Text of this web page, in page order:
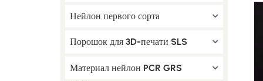
Нейлон первого сорта
Порошок для 3D-печати SLS
Материал нейлон PCR GRS